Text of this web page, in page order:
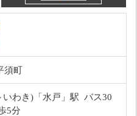
須町
いわき)「水戸」駅 バス30
5分